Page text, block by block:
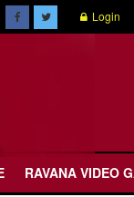
Login
RAVANA VIDEO